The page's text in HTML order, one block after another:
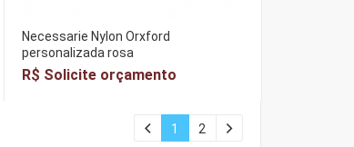
Necessarie Nylon Orxford
personalizada rosa
R$ Solicite orçamento
1 2